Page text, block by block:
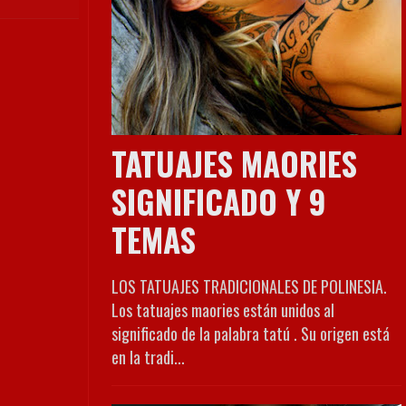
TATUAJES MAORIES
SIGNIFICADO Y 9
TEMAS
LOS TATUAJES TRADICIONALES DE POLINESIA.
Los tatuajes maories están unidos al
significado de la palabra tatú . Su origen está
en la tradi...